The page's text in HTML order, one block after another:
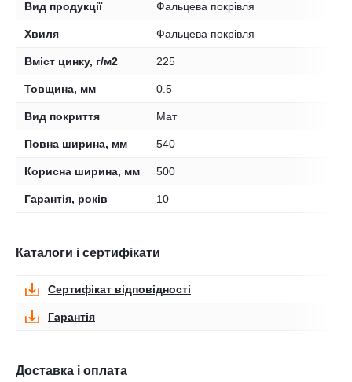
Вид продукції Фальцева покрівля
Хвиля Фальцева покрівля
Вміст цинку, г/м2 225
Товщина, мм 0.5
Вид покриття Мат
Повна ширина, мм 540
Корисна ширина, мм 500
Гарантія, років 10
Каталоги і сертифікати
Сертифікат відповідності
Гарантія
Доставка і оплата